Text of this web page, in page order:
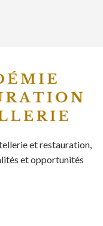
et restauration,
et opportunités